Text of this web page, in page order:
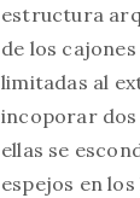
estructura
de los
limitadas al
incoporar dos
ellas se
espejos en